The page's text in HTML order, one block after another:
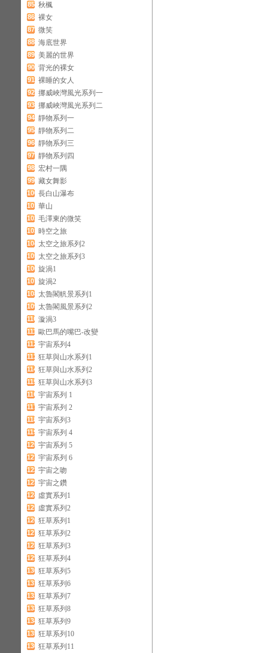
85 秋楓
86 裸女
87 微笑
88 海底世界
89 美麗的世界
90 背光的裸女
91 裸睡的女人
92 挪威峽灣風光系列一
93 挪威峽灣風光系列二
94 靜物系列一
95 靜物系列二
96 靜物系列三
97 靜物系列四
98 宏村一隅
99 藏女舞影
100 長白山瀑布
101 華山
102 毛澤東的微笑
103 時空之旅
104 太空之旅系列2
105 太空之旅系列3
106 旋渦1
107 旋渦2
108 太魯閣軓景系列1
109 太魯閣風景系列2
110 漩渦3
111 歐巴馬的嘴巴-改變
112 宇宙系列4
113 狂草與山水系列1
114 狂草與山水系列2
115 狂草與山水系列3
116 宇宙系列 1
117 宇宙系列 2
118 宇宙系列3
119 宇宙系列 4
120 宇宙系列 5
121 宇宙系列 6
122 宇宙之吻
123 宇宙之鑽
124 虛實系列1
125 虛實系列2
126 狂草系列1
127 狂草系列2
128 狂草系列3
129 狂草系列4
130 狂草系列5
131 狂草系列6
132 狂草系列7
133 狂草系列8
134 狂草系列9
135 狂草系列10
136 狂草系列11